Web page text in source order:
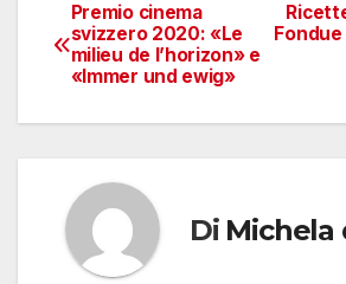
Navigazione
articoli
Premio cinema
svizzero 2020: «Le
milieu de l’horizon» e
«Immer und ewig»
Di Michela